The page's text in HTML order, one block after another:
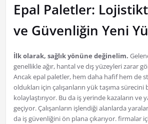
Epal Paletler:
ve Güvenliğin Yeni
İlk olarak, sağlık yönüne değinelim.
genellikle ağır, hantal ve dış yüzeyleri zarar
Ancak epal paletler, hem daha hafif hem de
oldukları için çalışanların yük taşıma
kolaylaştırıyor. Bu da iş yerinde kazaların ve
geçiyor. Çalışanların işlendiği alanlarda
da iş güvenliğini ön plana çıkarıyor. firmalar